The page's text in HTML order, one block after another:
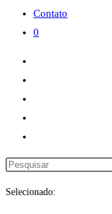
Contato
0
Pesquisar
Selecionado: